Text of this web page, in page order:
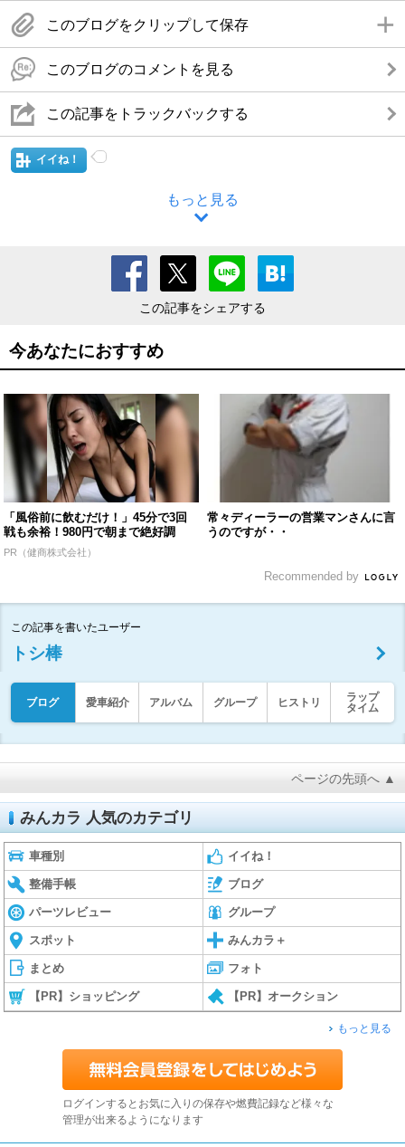
このブログをクリップして保存
このブログのコメントを見る
この記事をトラックバックする
イイね！
もっと見る
この記事をシェアする
今あなたにおすすめ
「風俗前に飲むだけ！」45分で3回
戦も余裕！980円で朝まで絶好調
PR（健商株式会社）
常々ディーラーの営業マンさんに言
うのですが・・
Recommended by
この記事を書いたユーザー
トシ棒
ブログ 愛車紹介 アルバム グループ ヒストリ
ラップ
タイム
ページの先頭へ ▲
みんカラ 人気のカテゴリ
車種別 イイね！
整備手帳 ブログ
パーツレビュー グループ
スポット みんカラ＋
まとめ フォト
【PR】ショッピング 【PR】オークション
もっと見る
ログインするとお気に入りの保存や燃費記録など様々な
管理が出来るようになります